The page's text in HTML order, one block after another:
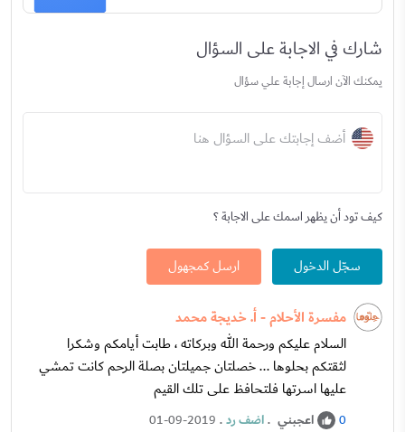
شارك في الاجابة على السؤال
يمكنك الآن ارسال إجابة علي سؤال
أضف إجابتك على السؤال هنا
كيف تود أن يظهر اسمك على الاجابة ؟
سجّل الدخول ارسل كمجهول
مفسرة الأحلام - أ. خديجة محمد
السلام عليكم ورحمة الله وبركاته ، طابت أيامكم وشكرا
لثقتكم بحلوها ... خصلتان جميلتان بصلة الرحم كانت تمشي
عليها اسرتها فلتحافظ على تلك القيم
0 اعجبني .اضف رد.
01-09-2019